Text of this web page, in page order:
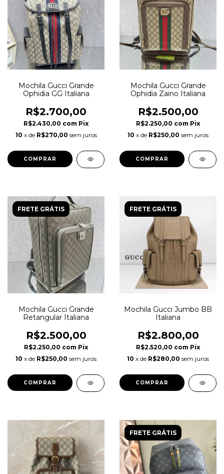
Mochila Gucci Grande
Ophidia GG Italiana
R$2.700,00
R$2.430,00 com Pix
10 x de R$270,00 sem juros
Mochila Gucci Grande
Ophidia Zaino Italiana
R$2.500,00
R$2.250,00 com Pix
10 x de R$250,00 sem juros
FRETE GRÁTIS
Mochila Gucci Grande
Retangular Italiana
R$2.500,00
R$2.250,00 com Pix
10 x de R$250,00 sem juros
FRETE GRÁTIS
Mochila Gucci Jumbo BB
Italiana
R$2.800,00
R$2.520,00 com Pix
10 x de R$280,00 sem juros
FRETE GRÁTIS